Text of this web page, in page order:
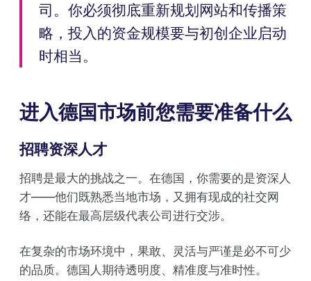
司。你必须彻底重新规划网站和传播策
略，投入的资金规模要与初创企业启动
时相当。
进入德国市场前您需要准备什么
招聘资深人才
招聘是最大的挑战之一。在德国，你需要的是资深人
才——他们既熟悉当地市场，又拥有现成的社交网
络，还能在最高层级代表公司进行交涉。
在复杂的市场环境中，果敢、灵活与严谨是必不可少
的品质。德国人期待透明度、精准度与准时性。